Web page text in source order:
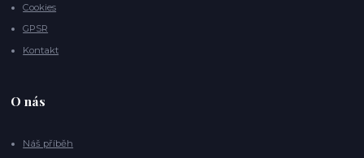
Cookies
GPSR
Kontakt
O nás
Náš příběh